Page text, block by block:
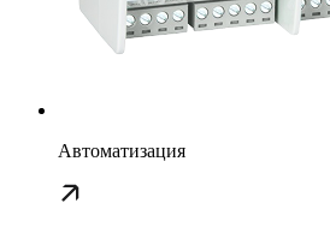
Автоматизация